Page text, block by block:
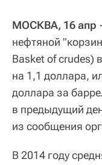
МОСКВА, 16 апр
нефтяной
Basket of crudes)
на 1,1 доллара,
доллара за
в предыдущий
из сообщения
В 2014 году